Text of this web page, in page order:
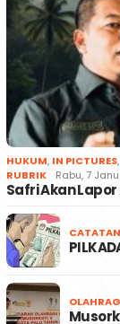
HUKUM, IN PICTURES,
RUBRIK
Rabu, 7
Safri Akan